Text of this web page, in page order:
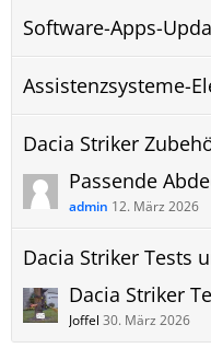
Software-Apps-
admin 12. März 2026
Joffel 30. März 2026